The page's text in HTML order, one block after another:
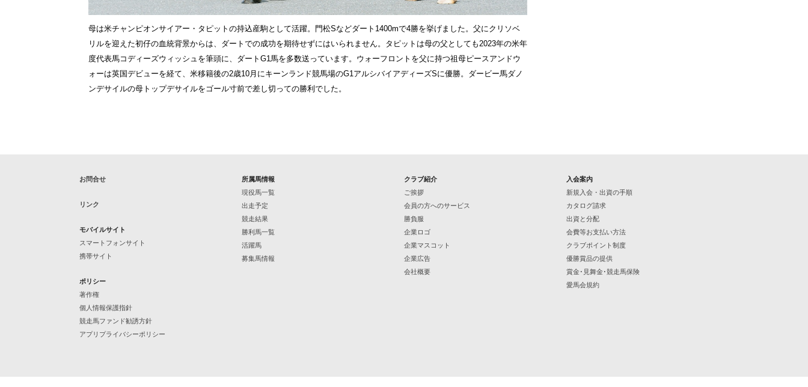
70.シーリアの2024
71.レッドティーの2024
72.クラシックリディアの2024
73.サーティーンスクエアドの2024
74.ユールフェストの2024
75.ココファンタジアの2024
76.パッシングスルーの2024
母は米チャンピオンサイアー・タピットの持込産駒として活躍。門松Sなどダート1400mで4勝を挙げました。父にクリソベ
リルを迎えた初仔の血統背景からは、ダートでの成功を期待せずにはいられません。タピットは母の父としても2023年の米年
度代表馬コディーズウィッシュを筆頭に、ダートG1馬を多数送っています。ウォーフロントを父に持つ祖母ピースアンドウ
ォーは英国デビューを経て、米移籍後の2歳10月にキーンランド競馬場のG1アルシバイアディーズSに優勝。ダービー馬ダノ
ンデサイルの母トップデサイルをゴール寸前で差し切っての勝利でした。
お問合せ
リンク
モバイルサイト
スマートフォンサイト
携帯サイト
ポリシー
著作権
個人情報保護指針
競走馬ファンド勧誘方針
アプリプライバシーポリシー
所属馬情報
現役馬一覧
出走予定
競走結果
勝利馬一覧
活躍馬
募集馬情報
クラブ紹介
ご挨拶
会員の方へのサービス
勝負服
企業ロゴ
企業マスコット
企業広告
会社概要
入会案内
新規入会・出資の手順
カタログ請求
出資と分配
会費等お支払い方法
クラブポイント制度
優勝賞品の提供
賞金･見舞金･競走馬保険
愛馬会規約